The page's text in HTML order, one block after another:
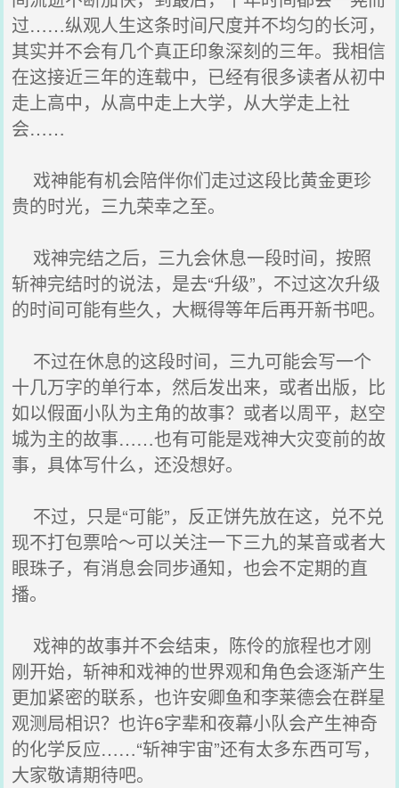
过……纵观人生这条时间尺度并不均匀的长河，
其实并不会有几个真正印象深刻的三年。我相信
在这接近三年的连载中，已经有很多读者从初中
走上高中，从高中走上大学，从大学走上社
会……
戏神能有机会陪伴你们走过这段比黄金更珍
贵的时光，三九荣幸之至。
戏神完结之后，三九会休息一段时间，按照
斩神完结时的说法，是去“升级”，不过这次升级
的时间可能有些久，大概得等年后再开新书吧。
不过在休息的这段时间，三九可能会写一个
十几万字的单行本，然后发出来，或者出版，比
如以假面小队为主角的故事？或者以周平，赵空
城为主的故事……也有可能是戏神大灾变前的故
事，具体写什么，还没想好。
不过，只是“可能”，反正饼先放在这，兑不兑
现不打包票哈～可以关注一下三九的某音或者大
眼珠子，有消息会同步通知，也会不定期的直
播。
戏神的故事并不会结束，陈伶的旅程也才刚
刚开始，斩神和戏神的世界观和角色会逐渐产生
更加紧密的联系，也许安卿鱼和李莱德会在群星
观测局相识？也许6字辈和夜幕小队会产生神奇
的化学反应……“斩神宇宙”还有太多东西可写，
大家敬请期待吧。